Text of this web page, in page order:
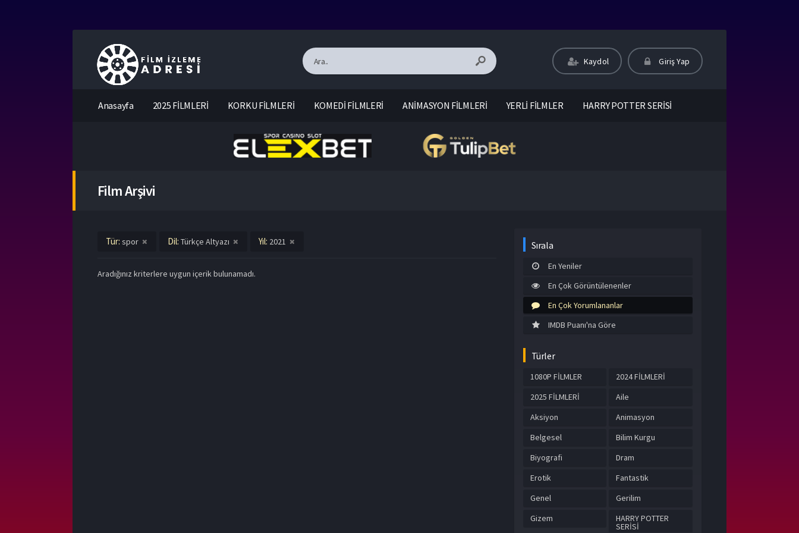
Kaydol Giriş Yap
Anasayfa 2025 FİLMLERİ KORKU FİLMLERİ KOMEDİ FİLMLERİ ANİMASYON FİLMLERİ YERLİ FİLMLER HARRY POTTER SERİSİ
Film Arşivi
Tür: spor Dil: Türkçe Altyazı Yıl: 2021
Aradığınız kriterlere uygun içerik bulunamadı.
Sırala
En Yeniler
En Çok Görüntülenenler
En Çok Yorumlananlar
IMDB Puanı'na Göre
Türler
1080P FİLMLER
2024 FİLMLERİ
2025 FİLMLERİ
Aile
Aksiyon
Animasyon
Belgesel
Bilim Kurgu
Biyografi
Dram
Erotik
Fantastik
Genel
Gerilim
Gizem
HARRY POTTER
SERİSİ